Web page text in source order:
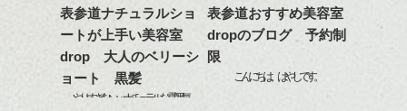
おすすめです。
いつものスタイリングが
ドライした後オイルやワ
ックスをなじませるだけ
に。
グの事やお手入れ方法な
是非なんでもご相談して
下さいね。
ベージュ系等の肌を綺麗
に見せる効果のあるカラ
ーリングをプラスして透
明感を表現すると
をドライした後、
ワックスとオイルを混ぜ
ながらもみこみ、なじま
せます。
表参道ナチュラルショ
ートが上手い美容室
drop 大人のベリーシ
ョート 黒髪
やりすぎない・ナチュラルな雰囲気
表参道おすすめ美容室
dropのブログ 予約制
限
こんにちは、はやしです。